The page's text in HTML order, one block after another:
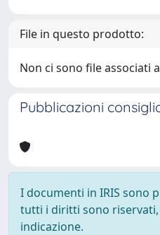
File in questo prodotto:
Non ci sono file associati
Pubblicazioni
I documenti in IRIS sono
tutti i diritti sono riservati,
indicazione.